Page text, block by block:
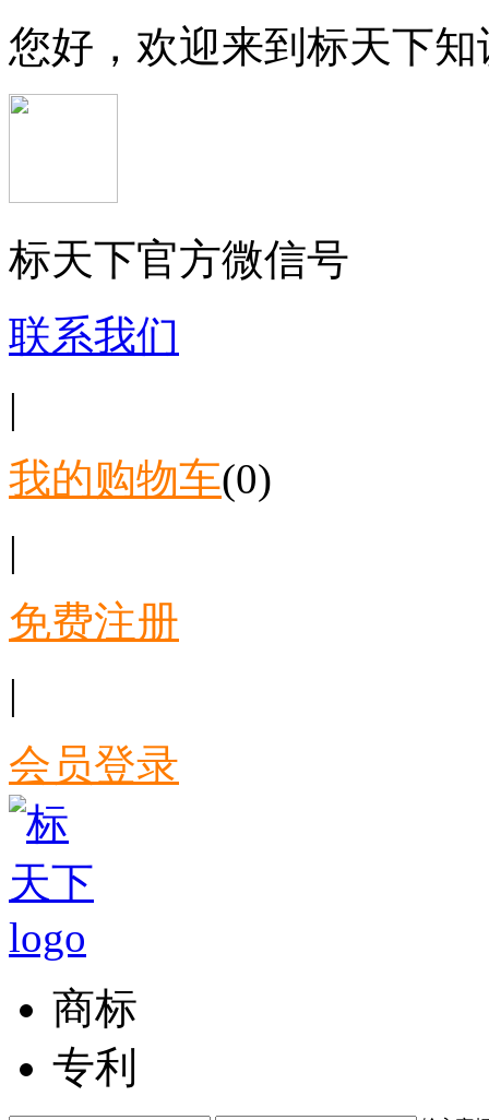
您好，欢迎来到标天下
标天下官方微信号
联系我们
|
我的购物车(0)
|
免费注册
|
会员登录
商标
专利